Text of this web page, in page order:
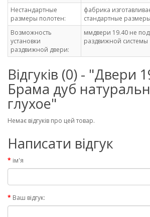
Нестандартные
размеры полотен:
фабрика
стандартные размеры
Возможность
установки
раздвижной двери:
ммдвери 19.40 не
раздвижной системы
Відгуків (0) - "Двери
Брама дуб
глухое"
Немає відгуків про цей товар.
Написати відгук
ім'я
Ваш відгук: